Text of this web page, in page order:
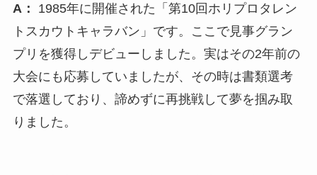
A：
1985年に開催された「第10回ホリプロタレン
トスカウトキャラバン」です。ここで見事グラン
プリを獲得しデビューしました。実はその2年前の
大会にも応募していましたが、その時は書類選考
で落選しており、諦めずに再挑戦して夢を掴み取
りました。